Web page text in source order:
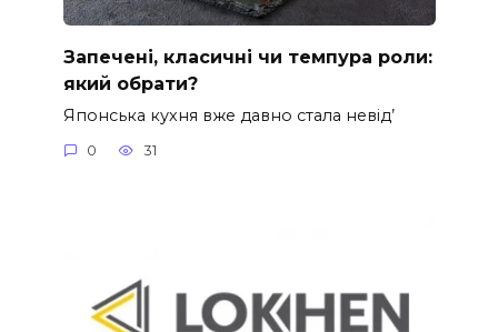
Запечені, класичні чи темпура роли:
який обрати?
Японська кухня вже давно стала невід’
0 31